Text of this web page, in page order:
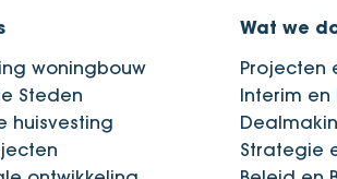
woningbouw
Steden
huisvesting
Wat we
Projecten
Interim en
Strategie